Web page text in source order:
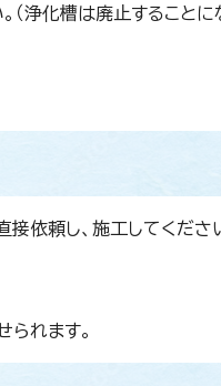
浄化槽は廃止することに
依頼し、施工してくださ
れます。